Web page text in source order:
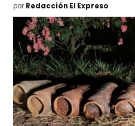
por Redacción El Expreso